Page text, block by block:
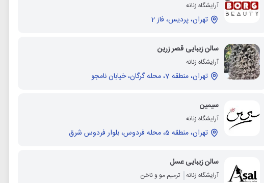
آرایشگاه زنانه
تهران، پردیس، فاز 2
سالن زیبایی قصر زرین
آرایشگاه زنانه
تهران، منطقه 7، محله گرگان، خیابان نامجو
سیمین
آرایشگاه زنانه
تهران، منطقه 5، محله فردوس، بلوار فردوس شرق
سالن زیبایی عسل
آرایشگاه زنانه ترمیم مو و ناخن